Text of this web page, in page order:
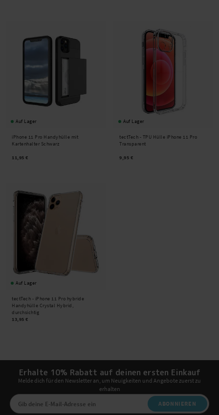
Auf Lager
iPhone 11 Pro Handyhülle mit
Kartenhalter Schwarz
11,95 €
Auf Lager
tectTech - TPU Hülle iPhone 11 Pro
Transparent
9,95 €
Auf Lager
tectTech - iPhone 11 Pro hybride
Handyhülle Crystal Hybrid,
durchsichtig
13,95 €
Erhalte 10% Rabatt auf deinen ersten Einkauf
Melde dich für den Newsletter an, um Neuigkeiten und Angebote zuerst zu
erhalten
ABONNIEREN